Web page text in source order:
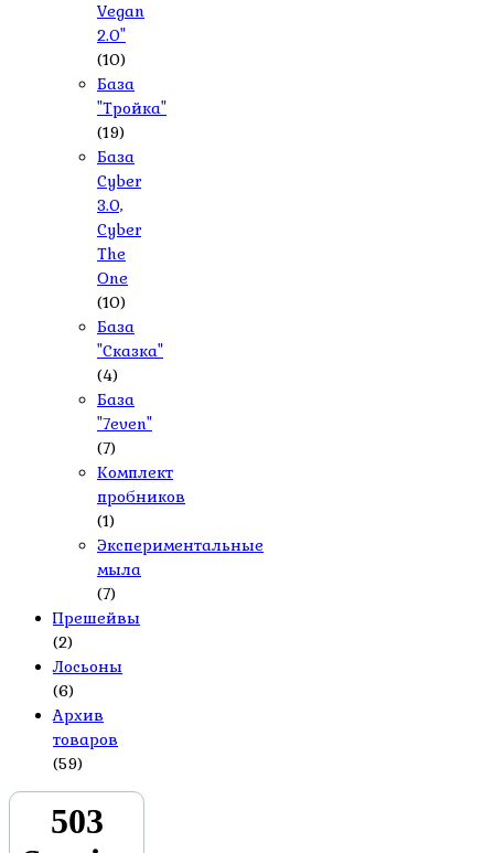
Vegan
2.0"
(10)
База
"Тройка"
(19)
База
Cyber
3.0,
Cyber
The
One
(10)
База
"Сказка"
(4)
База
"7even"
(7)
Комплект
пробников
(1)
Экспериментальные
мыла
(7)
Прешейвы
(2)
Лосьоны
(6)
Архив
товаров
(59)